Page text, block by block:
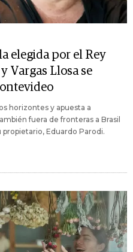
elegida por el Rey
Vargas Llosa se
horizontes y apuesta a
fuera de fronteras a Brasil
propietario, Eduardo Parodi.